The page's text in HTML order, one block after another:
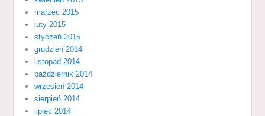
marzec 2015
luty 2015
styczeń 2015
grudzień 2014
listopad 2014
październik 2014
wrzesień 2014
sierpień 2014
lipiec 2014